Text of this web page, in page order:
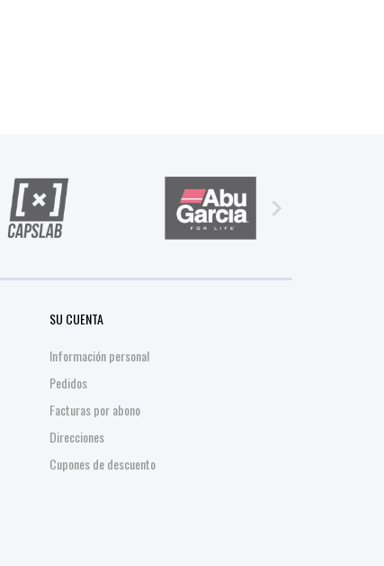

SU CUENTA
Información personal
Pedidos
Facturas por abono
Direcciones
Cupones de descuento